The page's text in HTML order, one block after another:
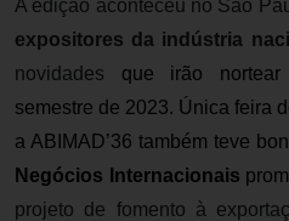
A edição aconteceu no São
expositores da indústria
novidades que irão
semestre de 2023. Única feira
a ABIMAD’36 também teve
Negócios Internacionais
projeto de fomento à